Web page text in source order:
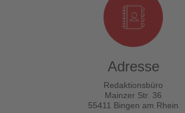
Adresse
Redaktionsbüro
Mainzer Str. 36
55411 Bingen am Rhein